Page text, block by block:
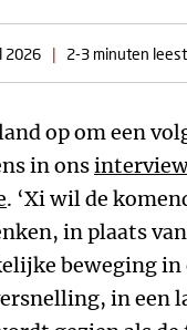
2026 | 2-3 minuten
op om een
in ons
. ‘Xi wil de
in plaats
beweging
in een